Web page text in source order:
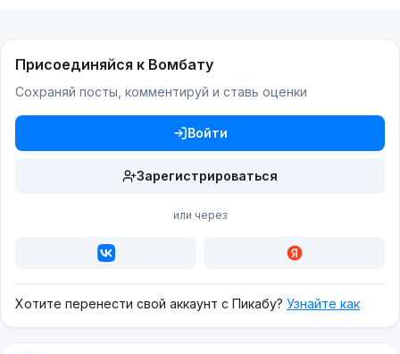
Присоединяйся к Вомбату
Сохраняй посты, комментируй и ставь оценки
Войти
Зарегистрироваться
или через
Хотите перенести свой аккаунт с Пикабу? Узнайте как